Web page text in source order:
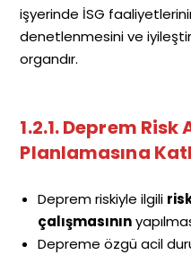
işyerinde İSG
denetlenmesini ve
organdır.
1.2.1. Deprem
Planlamasına
Deprem riskiyle ilgili
çalışmasının
Depreme özgü acil